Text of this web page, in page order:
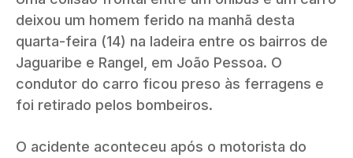
deixou um homem ferido na manhã desta
quarta-feira (14) na ladeira entre os bairros de
Jaguaribe e Rangel, em João Pessoa. O
condutor do carro ficou preso às ferragens e
foi retirado pelos bombeiros.
O acidente aconteceu após o motorista do